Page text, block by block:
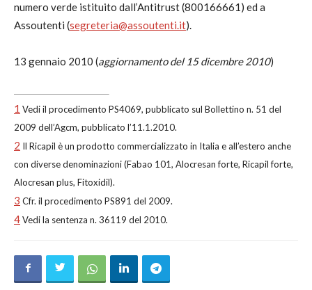
numero verde istituito dall’Antitrust (800166661) ed a
Assoutenti (segreteria@assoutenti.it).
13 gennaio 2010 (aggiornamento del 15 dicembre 2010)
1 Vedi il procedimento PS4069, pubblicato sul Bollettino n. 51 del
2009 dell’Agcm, pubblicato l’11.1.2010.
2 Il Ricapil è un prodotto commercializzato in Italia e all’estero anche
con diverse denominazioni (Fabao 101, Alocresan forte, Ricapil forte,
Alocresan plus, Fitoxidil).
3 Cfr. il procedimento PS891 del 2009.
4Vedi la sentenza n. 36119 del 2010.